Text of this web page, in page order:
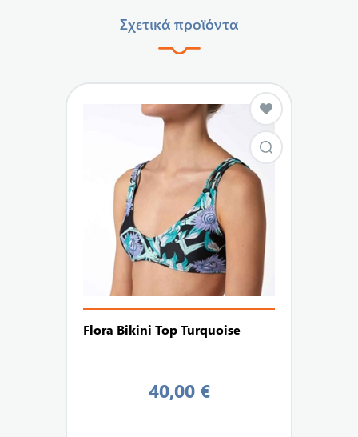
Σχετικά προϊόντα
Flora Bikini Top Turquoise
40,00 €